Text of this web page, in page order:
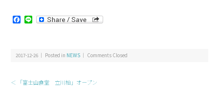
Facebook
Line
2017-12-26 ｜ Posted in NEWS Comments Closed
＜ 「富士山食堂 立川柏」オープン